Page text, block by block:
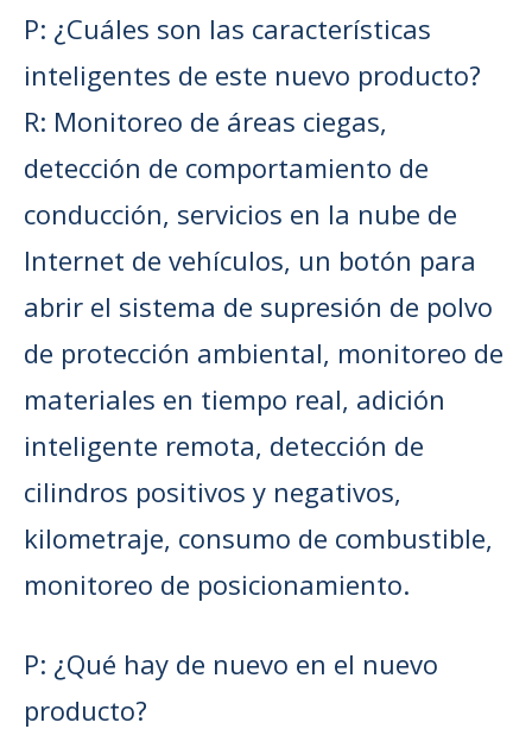
P: ¿Cuáles son las características
inteligentes de este nuevo producto?
R: Monitoreo de áreas ciegas,
detección de comportamiento de
conducción, servicios en la nube de
Internet de vehículos, un botón para
abrir el sistema de supresión de polvo
de protección ambiental, monitoreo de
materiales en tiempo real, adición
inteligente remota, detección de
cilindros positivos y negativos,
kilometraje, consumo de combustible,
monitoreo de posicionamiento.
P: ¿Qué hay de nuevo en el nuevo
producto?